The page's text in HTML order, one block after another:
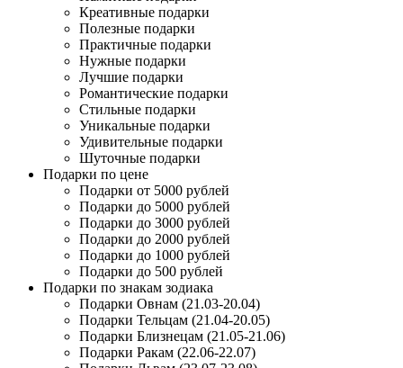
Креативные подарки
Полезные подарки
Практичные подарки
Нужные подарки
Лучшие подарки
Романтические подарки
Стильные подарки
Уникальные подарки
Удивительные подарки
Шуточные подарки
Подарки по цене
Подарки от 5000 рублей
Подарки до 5000 рублей
Подарки до 3000 рублей
Подарки до 2000 рублей
Подарки до 1000 рублей
Подарки до 500 рублей
Подарки по знакам зодиака
Подарки Овнам (21.03-20.04)
Подарки Тельцам (21.04-20.05)
Подарки Близнецам (21.05-21.06)
Подарки Ракам (22.06-22.07)